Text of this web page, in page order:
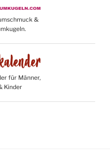
&
für Männer,
Kinder